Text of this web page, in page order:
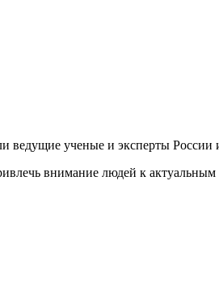
ведущие ученые и эксперты России
внимание людей к актуальным